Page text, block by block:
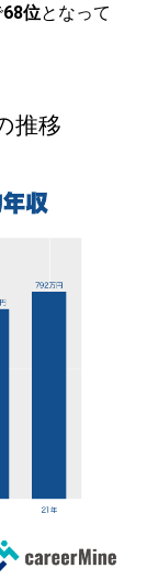
68位となって
推移